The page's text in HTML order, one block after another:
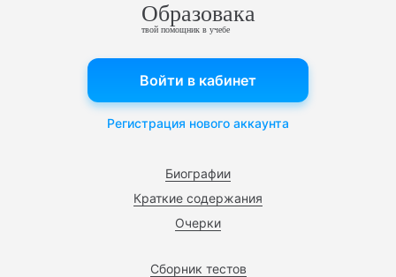
Образовака
твой помощник в учебе
Биографии
Краткие содержания
Очерки
Сборник тестов
Войти в кабинет
Регистрация нового аккаунта